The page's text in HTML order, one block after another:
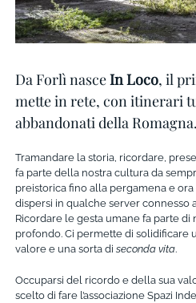
Da Forlì nasceIn Loco, il
mette in rete, con itinerari
abbandonati della Romagna.
Tramandare la storia, ricordare,
fa parte della nostra cultura da
preistorica fino alla pergamena e
dispersi in qualche server connesso
Ricordare le gesta umane fa parte di
profondo. Ci permette di solidificare
valore e una sorta diseconda vita.
Occuparsi del ricordo e della sua
scelto di fare l’associazione Spazi